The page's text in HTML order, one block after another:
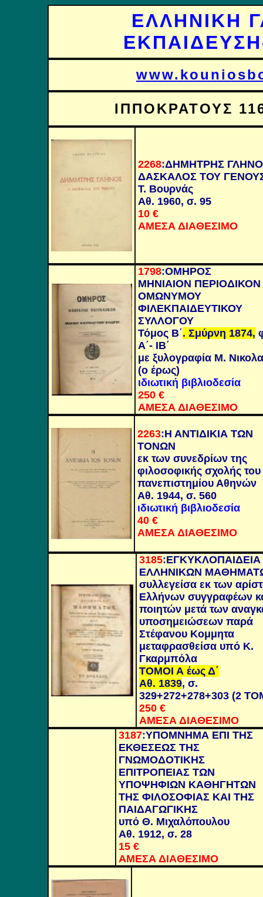
ΕΛΛΗΝΙΚΗ
ΙΠΠΟΚΡΑΤΟΥΣ
2268:ΔΗΜΗΤΡΗΣ
ΔΑΣΚΑΛΟΣ ΤΟΥ
Τ. Βουρνάς
Αθ. 1960, σ. 95
10 €
ΑΜΕΣΑ ΔΙΑΘΕΣΙΜΟ
1798:ΟΜΗΡΟΣ
ΜΗΝΙΑΙΟΝ
ΟΜΩΝΥΜΟΥ
ΦΙΛΕΚΠΑΙΔΕΥΤΙΚΟΥ
ΣΥΛΛΟΓΟΥ
Τόμος Β΄. Σμύρνη 1874,
Α΄- ΙΒ΄
με ξυλογραφία Μ.
(ο έρως)
ιδιωτική βιβλιοδεσία
250€
ΑΜΕΣΑ ΔΙΑΘΕΣΙΜΟ
2263:Η ΑΝΤΙΔΙΚΙΑ ΤΩΝ
ΤΟΝΩΝ
εκ των συνεδρίων της
φιλοσοφικής σχολής του
πανεπιστημίου Αθηνών
Αθ. 1944, σ. 560
ιδιωτική βιβλιοδεσία
40 €
ΑΜΕΣΑ ΔΙΑΘΕΣΙΜΟ
3185:ΕΓΚΥΚΛΟΠΑΙΔΕΙΑ
ΕΛΛΗΝΙΚΩΝ
συλλεγείσα εκ των
Ελλήνων συγγραφέων
ποιητών μετά των
υποσημειώσεων παρά
Στέφανου Κομμητα
μεταφρασθείσα υπό Κ.
Γκαρμπόλα
ΤΟΜΟΙ Α έως Δ΄
Αθ. 1839, σ.
329+272+278+303 (2
250 €
ΑΜΕΣΑ ΔΙΑΘΕΣΙΜΟ
3187:ΥΠΟΜΝΗΜΑ ΕΠΙ ΤΗΣ
ΕΚΘΕΣΕΩΣ ΤΗΣ
ΓΝΩΜΟΔΟΤΙΚΗΣ
ΕΠΙΤΡΟΠΕΙΑΣ ΤΩΝ
ΥΠΟΨΗΦΙΩΝ ΚΑΘΗΓΗΤΩΝ
ΤΗΣ ΦΙΛΟΣΟΦΙΑΣ ΚΑΙ ΤΗΣ
ΠΑΙΔΑΓΩΓΙΚΗΣ
υπό Θ. Μιχαλόπουλου
Αθ. 1912, σ. 28
15 €
ΑΜΕΣΑ ΔΙΑΘΕΣΙΜΟ